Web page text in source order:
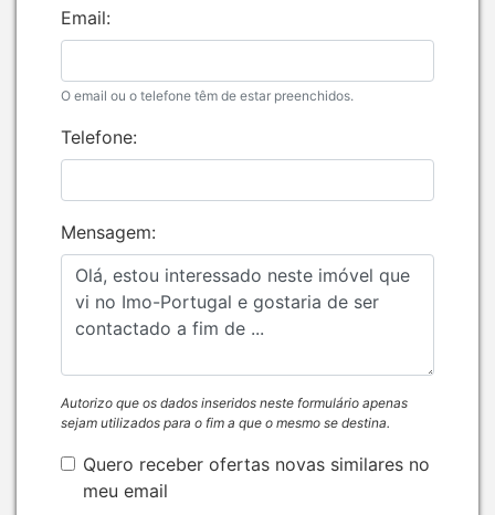
Email:
O email ou o telefone têm de estar preenchidos.
Telefone:
Mensagem:
Autorizo que os dados inseridos neste formulário apenas
sejam utilizados para o fim a que o mesmo se destina.
Quero receber ofertas novas similares no
meu email